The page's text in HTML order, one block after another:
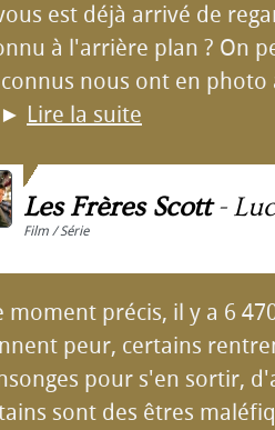
est déjà arrivé de
à l'arrière plan ? On
nous ont en photo
► Lire la suite
Les Frères Scott-
Film / Série
moment précis, il y a 6
peur, certains
pour s'en sortir,
sont des êtres